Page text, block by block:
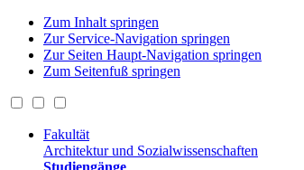
Zum Inhalt springen
Zur Service-Navigation springen
Zur Seiten Haupt-Navigation springen
Zum Seitenfuß springen
Fakultät
Architektur und Sozialwissenschaften
Studiengänge